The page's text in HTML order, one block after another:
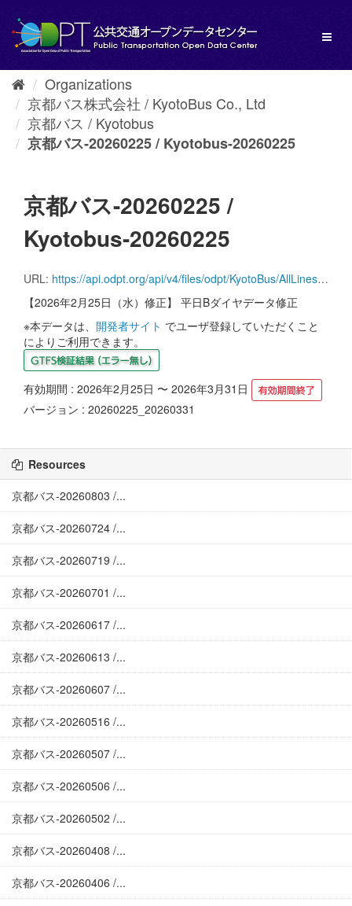
content
Organizations
京都バス株式会社 / KyotoBus Co., Ltd
京都バス / Kyotobus
京都バス-20260225 / Kyotobus-20260225
京都バス-20260225 /
Kyotobus-20260225
URL: https://api.odpt.org/api/v4/files/odpt/KyotoBus/AllLines.zip?date=20260225&acl:consumerKey=[アクセストークン/YOUR_ACCESS_TOKEN]
【2026年2月25日（水）修正】 平日Bダイヤデータ修正
※本データは、 開発者サイト でユーザ登録していただくこと
によりご利用できます。
有効期間 : 2026年2月25日 〜 2026年3月31日
バージョン : 20260225_20260331
Resources
京都バス-20260803 /...
京都バス-20260724 /...
京都バス-20260719 /...
京都バス-20260701 /...
京都バス-20260617 /...
京都バス-20260613 /...
京都バス-20260607 /...
京都バス-20260516 /...
京都バス-20260507 /...
京都バス-20260506 /...
京都バス-20260502 /...
京都バス-20260408 /...
京都バス-20260406 /...